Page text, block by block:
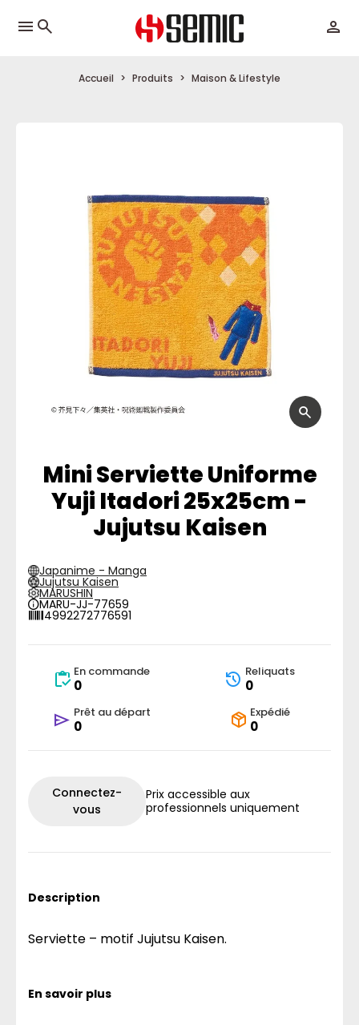
menu
Accueil Produits Maison & Lifestyle
Mini Serviette Uniforme
Yuji Itadori 25x25cm -
Jujutsu Kaisen
Japanime - Manga
Jujutsu Kaisen
MARUSHIN
MARU-JJ-77659
4992272776591
En commande
0
Reliquats
0
Prêt au départ
0
Expédié
0
Connectez-
vous
Prix accessible aux
professionnels uniquement
Description
Serviette – motif Jujutsu Kaisen.
En savoir plus